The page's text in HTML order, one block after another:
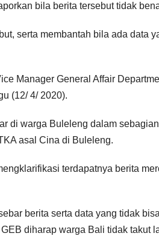
bila berita tersebut tidak
serta membantah bila ada data
Manager General Affair
(12/ 4/ 2020).
di warga Buleleng dalam
asal Cina di Buleleng.
terdapatnya berita
berita serta data yang tidak
diharap warga Bali tidak takut